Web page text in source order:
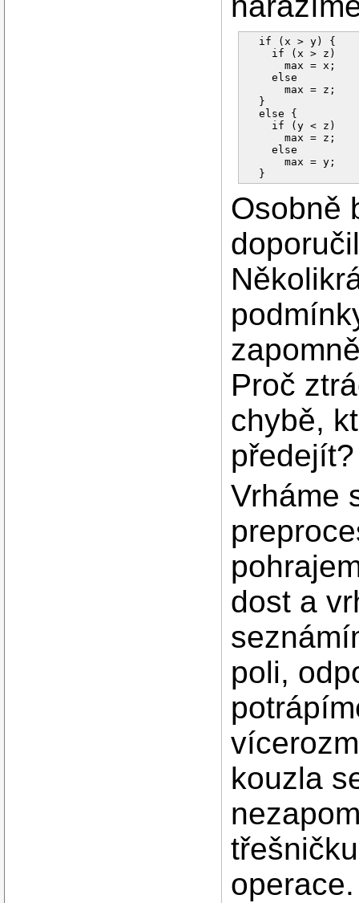
if (x > y) {
    if (x > z)
      max = x;
    else
      max = z;
}
else {
    if (y < z)
      max = z;
    else
      max = y;
Osobně
Proč
chybě,
Vrháme
dost a
poli,
kouzla
operace.